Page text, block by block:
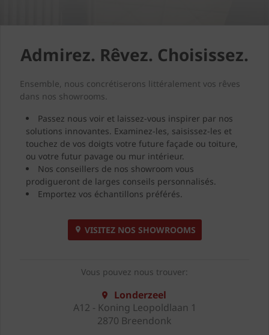
Admirez. Rêvez. Choisissez.
Ensemble, nous concrétiserons littéralement vos rêves
dans nos showrooms.
Passez nous voir et laissez-vous inspirer par nos
solutions innovantes. Examinez-les, saisissez-les et
touchez de vos doigts votre future façade ou toiture,
ou votre futur pavage ou mur intérieur.
Nos conseillers de nos showroom vous
prodigueront de larges conseils personnalisés.
Emportez vos échantillons préférés.
VISITEZ NOS SHOWROOMS
Vous pouvez nous trouver:
Londerzeel
A12 - Koning Leopoldlaan 1
2870 Breendonk